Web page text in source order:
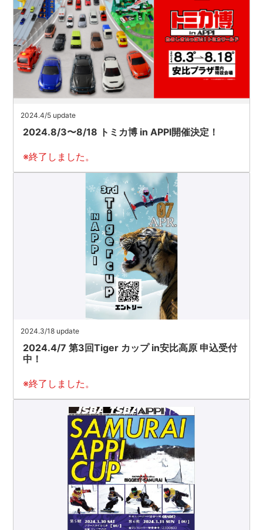
2024.4/5 update
2024.8/3〜8/18 トミカ博 in APPI開催決定！
※終了しました。
2024.3/18 update
2024.4/7 第3回Tiger カップ in安比高原 申込受付
中！
※終了しました。